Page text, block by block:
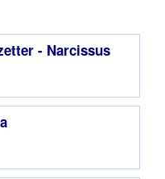
- Narcissus